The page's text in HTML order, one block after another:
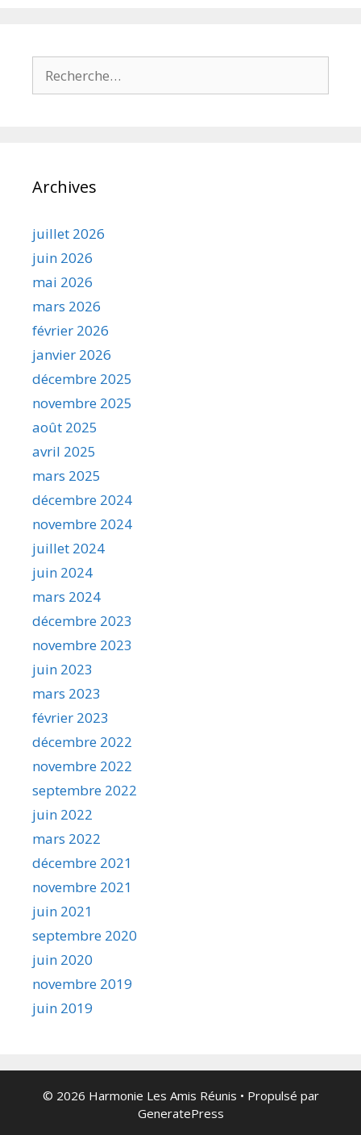
Archives
juillet 2026
juin 2026
mai 2026
mars 2026
février 2026
janvier 2026
décembre 2025
novembre 2025
août 2025
avril 2025
mars 2025
décembre 2024
novembre 2024
juillet 2024
juin 2024
mars 2024
décembre 2023
novembre 2023
juin 2023
mars 2023
février 2023
décembre 2022
novembre 2022
septembre 2022
juin 2022
mars 2022
décembre 2021
novembre 2021
juin 2021
septembre 2020
juin 2020
novembre 2019
juin 2019
© 2026 Harmonie Les Amis Réunis • Propulsé par
GeneratePress